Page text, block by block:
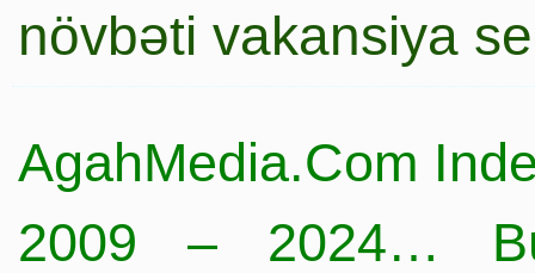
növbəti vakansiya
AgahMedia.Com
2009 – 2024…